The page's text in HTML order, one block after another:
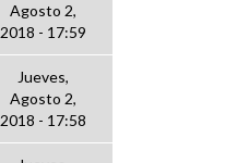
Agosto 2,
2018 - 17:59
Jueves,
Agosto 2,
2018 - 17:58